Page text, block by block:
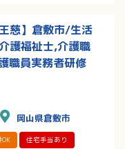
慈】倉敷市/生活
護福祉士,介護職
職員実務者研修
岡山県倉敷市
住宅手当あり